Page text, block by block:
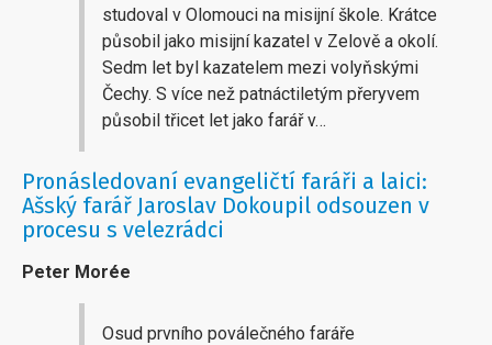
studoval v Olomouci na misijní škole. Krátce
působil jako misijní kazatel v Zelově a okolí.
Sedm let byl kazatelem mezi volyňskými
Čechy. S více než patnáctiletým přeryvem
působil třicet let jako farář v…
Pronásledovaní evangeličtí faráři a laici:
Ašský farář Jaroslav Dokoupil odsouzen v
procesu s velezrádci
Peter Morée
Osud prvního poválečného faráře